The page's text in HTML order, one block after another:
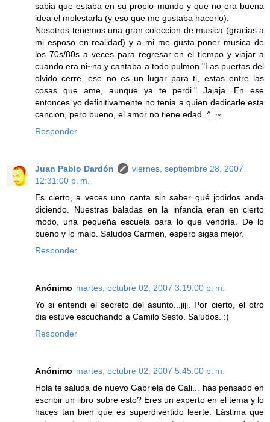
sabia que estaba en su propio mundo y que no era buena
idea el molestarla (y eso que me gustaba hacerlo).
Nosotros tenemos una gran coleccion de musica (gracias a
mi esposo en realidad) y a mi me gusta poner musica de
los 70s/80s a veces para regresar en el tiempo y viajar a
cuando era ni~na y cantaba a todo pulmon "Las puertas del
olvido cerre, ese no es un lugar para ti, estas entre las
cosas que ame, aunque ya te perdi." Jajaja. En ese
entonces yo definitivamente no tenia a quien dedicarle esta
cancion, pero bueno, el amor no tiene edad. ^_~
Responder
Juan Pablo Dardón
viernes, septiembre 28, 2007
12:31:00 p. m.
Es cierto, a veces uno canta sin saber qué jodidos anda
diciendo. Nuestras baladas en la infancia eran en cierto
modo, una pequeña escuela para lo que vendría. De lo
bueno y lo malo. Saludos Carmen, espero sigas mejor.
Responder
Anónimo martes, octubre 02, 2007 3:19:00 p. m.
Yo si entendi el secreto del asunto...jiji. Por cierto, el otro
dia estuve escuchando a Camilo Sesto. Saludos. :)
Responder
Anónimo martes, octubre 02, 2007 5:45:00 p. m.
Hola te saluda de nuevo Gabriela de Cali... has pensado en
escribir un libro sobre esto? Eres un experto en el tema y lo
haces tan bien que es superdivertido leerte. Lástima que